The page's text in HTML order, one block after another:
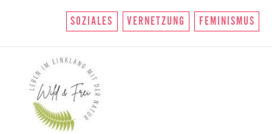
SOZIALES VERNETZUNG FEMINISMUS